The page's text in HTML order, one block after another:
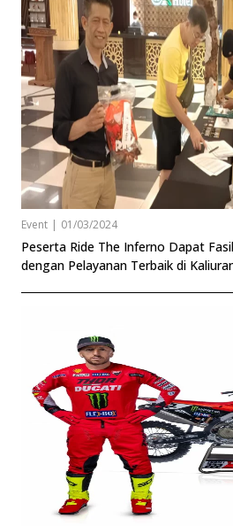
Event | 01/03/2024
Peserta Ride The Inferno Dapat
dengan Pelayanan Terbaik di